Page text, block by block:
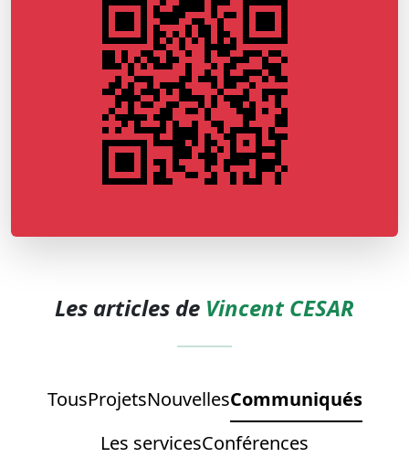
Les articles de Vincent CESAR
TousProjetsNouvellesCommuniqués
Les servicesConférences